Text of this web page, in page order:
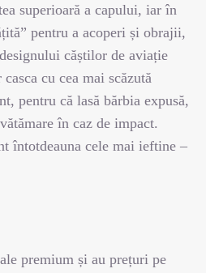
superioară a capului, iar în
pentru a acoperi și obrajii,
căștilor de aviație
cu cea mai scăzută
pentru că lasă bărbia expusă,
în caz de impact.
întotdeauna cele mai ieftine –
premium și au prețuri pe